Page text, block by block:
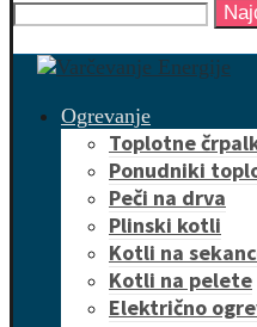
Ogrevanje
Toplotne
Ponudniki
Peči na drva
Plinski kotli
Kotli na
Kotli na pelete
Električno